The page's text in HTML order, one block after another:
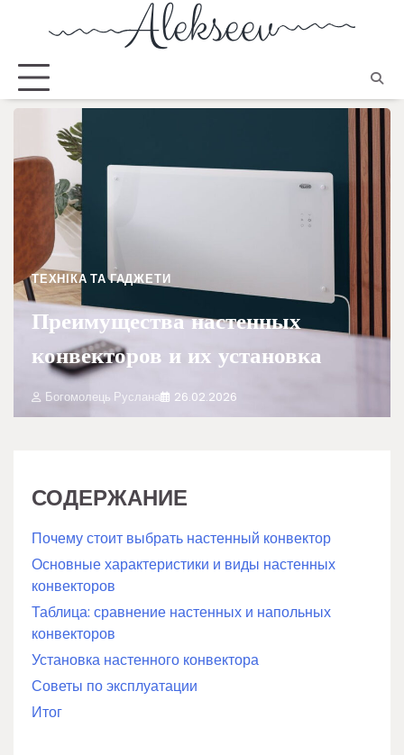
ТЕХНІКА ТА ГАДЖЕТИ
Преимущества настенных
конвекторов и их установка
Богомолець Руслана 26.02.2026
СОДЕРЖАНИЕ
Почему стоит выбрать настенный конвектор
Основные характеристики и виды настенных
конвекторов
Таблица: сравнение настенных и напольных
конвекторов
Установка настенного конвектора
Советы по эксплуатации
Итог